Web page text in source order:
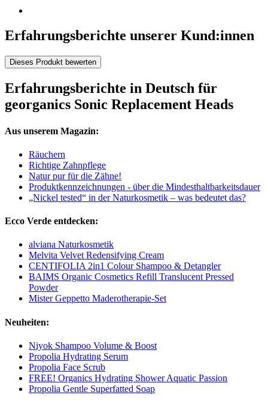
Erfahrungsberichte unserer Kund:innen
Dieses Produkt bewerten
Erfahrungsberichte in Deutsch für
georganics Sonic Replacement Heads
Aus unserem Magazin:
Räuchern
Richtige Zahnpflege
Natur pur für die Zähne!
Produktkennzeichnungen - über die Mindesthaltbarkeitsdauer
„Nickel tested“ in der Naturkosmetik – was bedeutet das?
Ecco Verde entdecken:
alviana Naturkosmetik
Melvita Velvet Redensifying Cream
CENTIFOLIA 2in1 Colour Shampoo & Detangler
BAIMS Organic Cosmetics Refill Translucent Pressed
Powder
Mister Geppetto Maderotherapie-Set
Neuheiten:
Niyok Shampoo Volume & Boost
Propolia Hydrating Serum
Propolia Face Scrub
FREE! Organics Hydrating Shower Aquatic Passion
Propolia Gentle Superfatted Soap